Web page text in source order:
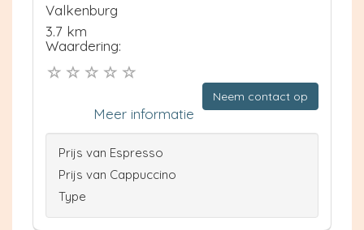
Valkenburg
3.7 km
Waardering:
Neem contact op
Meer informatie
Prijs van Espresso
Prijs van Cappuccino
Type